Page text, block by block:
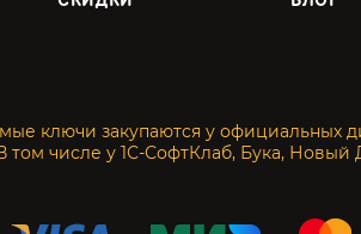
ключи закупаются у официальных
том числе у 1С-СофтКлаб, Бука, Новый